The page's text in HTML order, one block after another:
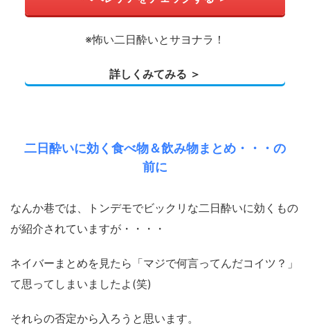
※怖い二日酔いとサヨナラ！
詳しくみてみる ＞
二日酔いに効く食べ物＆飲み物まとめ・・・の
前に
なんか巷では、トンデモでビックリな二日酔いに効くもの
が紹介されていますが・・・・
ネイバーまとめを見たら「マジで何言ってんだコイツ？」
て思ってしまいましたよ(笑)
それらの否定から入ろうと思います。